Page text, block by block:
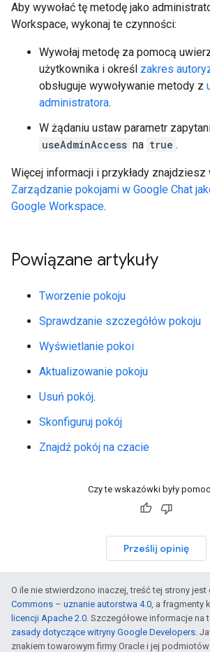
Aby wywołać tę metodę jako
Workspace, wykonaj te czynności:
Wywołaj metodę za pomocą
użytkownika i określ zakres
obsługuje wywoływanie metody z
administratora.
W żądaniu ustaw parametr
useAdminAccess na true .
Więcej informacji i przykłady znajdziesz
Zarządzanie pokojami w Google Chat
Google Workspace.
Powiązane artykuły
Tworzenie pokoju
Sprawdzanie szczegółów pokoju
Wyświetlanie pokoi
Aktualizowanie pokoju
Usuń pokój.
Skonfiguruj pokój
Znajdź pokój na czacie
Czy te wskazówki były
Prześlij opinię
O ile nie stwierdzono inaczej, treść tej strony jest
Commons – uznanie autorstwa 4.0, a fragmenty
licencji Apache 2.0. Szczegółowe informacje na
zasady dotyczące witryny Google Developers.
znakiem towarowym firmy Oracle i jej